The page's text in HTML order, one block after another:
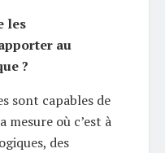
les
au
?
sont capables de
mesure où c’est à
des